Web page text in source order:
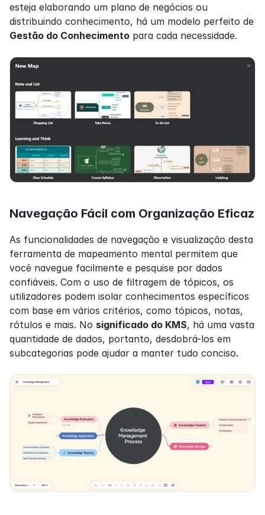
esteja elaborando um plano de negócios ou
Gestão do Conhecimento para cada necessidade.
Navegação Fácil com Organização Eficaz
As funcionalidades de navegação e visualização desta
ferramenta de mapeamento mental permitem que
você navegue facilmente e pesquise por dados
confiáveis. Com o uso de filtragem de tópicos, os
utilizadores podem isolar conhecimentos específicos
com base em vários critérios, como tópicos, notas,
rótulos e mais. No significado do KMS, há uma vasta
quantidade de dados, portanto, desdobrá-los em
subcategorias pode ajudar a manter tudo conciso.